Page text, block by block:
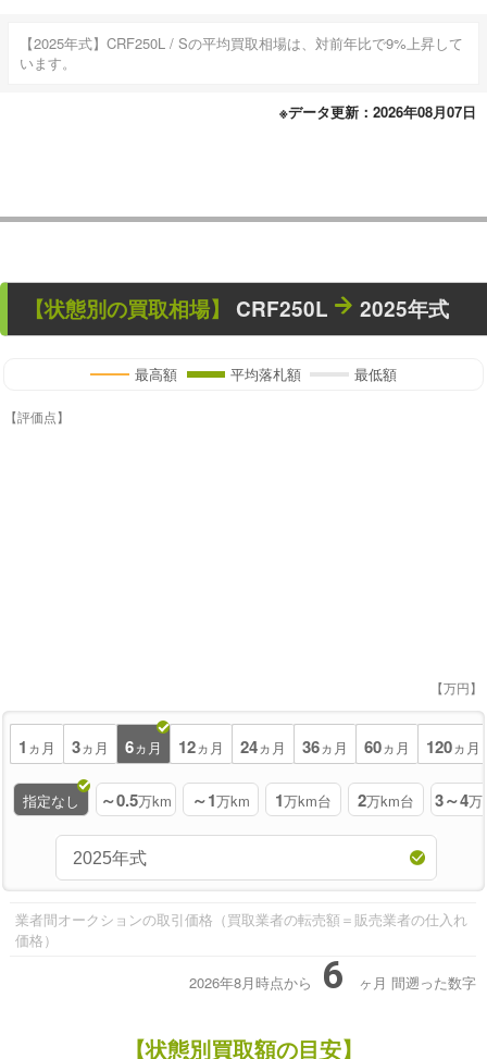
【2025年式】CRF250L / Sの平均買取相場は、対前年比で9%上昇して
います。
※データ更新：2026年08月07日
【状態別の買取相場】 CRF250L 2025年式
最高額 平均落札額 最低額
【評価点】
【万円】
1 ヵ月 3ヵ月 6ヵ月 12ヵ月 24ヵ月 36ヵ月 60ヵ月 120ヵ月
指定なし ～0.5万km ～1万km 1万km台 2万km台 3～4万
業者間オークションの取引価格（買取業者の転売額＝販売業者の仕入れ
価格）
2026年8月時点から 6 ヶ月 間遡った数字
【状態別買取額の目安】